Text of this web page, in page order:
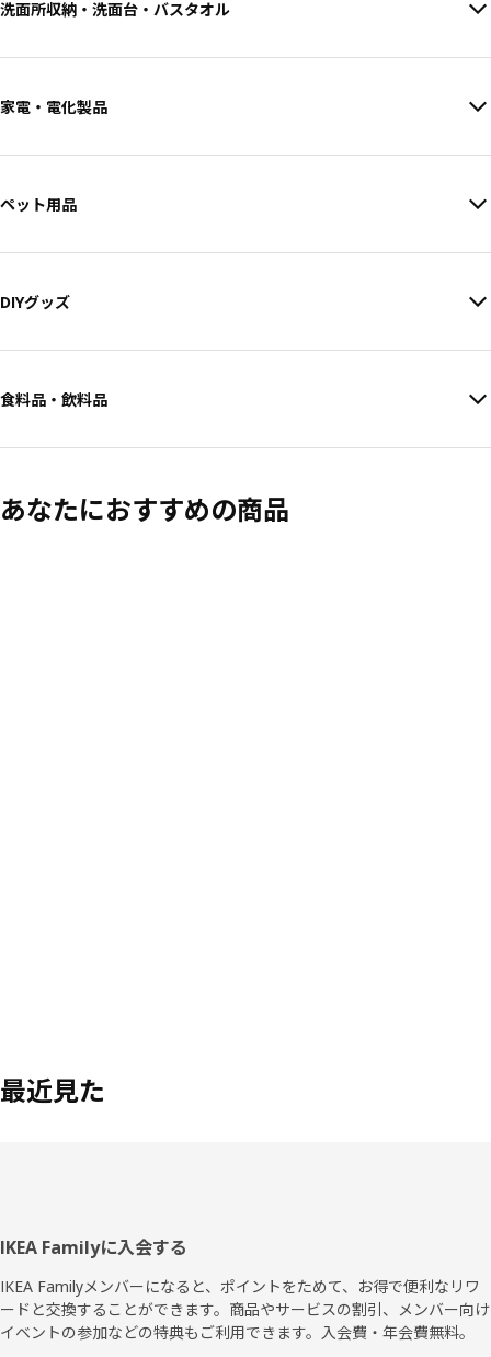
洗面所収納・洗面台・バスタオル
家電・電化製品
ペット用品
DIYグッズ
食料品・飲料品
あなたにおすすめの商品
最近見た
フ
ッ
タ
IKEA Familyに入会する
IKEA Familyメンバーになると、ポイントをためて、お得で便利なリワ
ードと交換することができます。商品やサービスの割引、メンバー向け
イベントの参加などの特典もご利用できます。入会費・年会費無料。